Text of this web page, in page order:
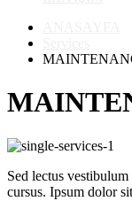
Sed lectus
cursus. Ipsum dolor